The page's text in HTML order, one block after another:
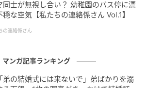
同士が無視し合い？ 幼稚園のバス停に漂
穏な空気【私たちの連絡係さん Vol.1】
の連絡係さん
マンガ記事ランキング
弟の結婚式には来ないで」弟ばかりを溺